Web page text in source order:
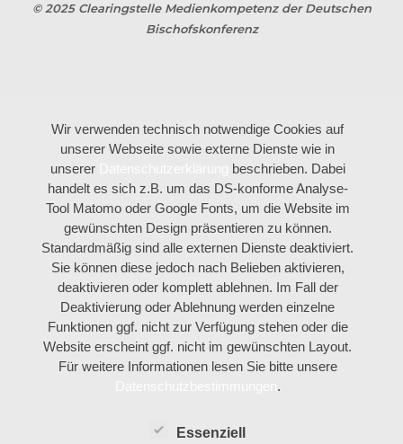
© 2025 Clearingstelle Medienkompetenz der Deutschen
Bischofskonferenz
Wir verwenden technisch notwendige Cookies auf
unserer Webseite sowie externe Dienste wie in
unserer
beschrieben. Dabei
handelt es sich z.B. um das DS-konforme Analyse-
Tool Matomo oder Google Fonts, um die Website im
gewünschten Design präsentieren zu können.
Standardmäßig sind alle externen Dienste deaktiviert.
Sie können diese jedoch nach Belieben aktivieren,
deaktivieren oder komplett ablehnen. Im Fall der
Deaktivierung oder Ablehnung werden einzelne
Funktionen ggf. nicht zur Verfügung stehen oder die
Website erscheint ggf. nicht im gewünschten Layout.
Für weitere Informationen lesen Sie bitte unsere
.
Essenziell